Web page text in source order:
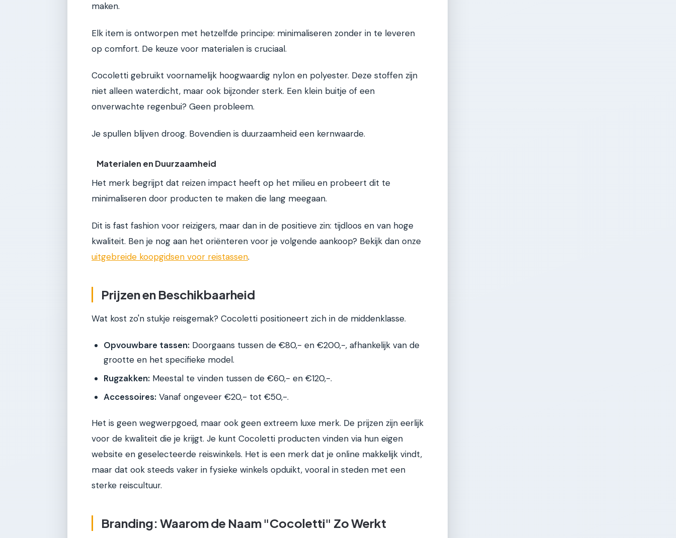
maken.
Elk item is ontworpen met hetzelfde principe: minimaliseren zonder in te leveren
op comfort. De keuze voor materialen is cruciaal.
Cocoletti gebruikt voornamelijk hoogwaardig nylon en polyester. Deze stoffen zijn
niet alleen waterdicht, maar ook bijzonder sterk. Een klein buitje of een
onverwachte regenbui? Geen probleem.
Je spullen blijven droog. Bovendien is duurzaamheid een kernwaarde.
Materialen en Duurzaamheid
Het merk begrijpt dat reizen impact heeft op het milieu en probeert dit te
minimaliseren door producten te maken die lang meegaan.
Dit is fast fashion voor reizigers, maar dan in de positieve zin: tijdloos en van hoge
kwaliteit. Ben je nog aan het oriënteren voor je volgende aankoop? Bekijk dan onze
uitgebreide koopgidsen voor reistassen.
Prijzen en Beschikbaarheid
Wat kost zo'n stukje reisgemak? Cocoletti positioneert zich in de middenklasse.
Opvouwbare tassen: Doorgaans tussen de €80,- en €200,-, afhankelijk van de
grootte en het specifieke model.
Rugzakken: Meestal te vinden tussen de €60,- en €120,-.
Accessoires: Vanaf ongeveer €20,- tot €50,-.
Het is geen wegwerpgoed, maar ook geen extreem luxe merk. De prijzen zijn eerlijk
voor de kwaliteit die je krijgt. Je kunt Cocoletti producten vinden via hun eigen
website en geselecteerde reiswinkels. Het is een merk dat je online makkelijk vindt,
maar dat ook steeds vaker in fysieke winkels opduikt, vooral in steden met een
sterke reiscultuur.
Branding: Waarom de Naam "Cocoletti" Zo Werkt